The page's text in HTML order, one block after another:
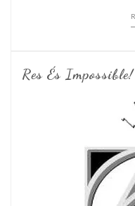
Res És Impossible!